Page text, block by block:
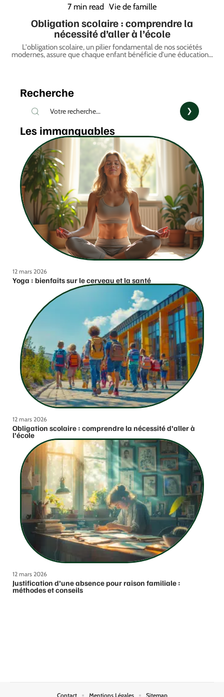
7 min read Vie de famille
Obligation scolaire : comprendre la
nécessité d’aller à l’école
L'obligation scolaire, un pilier fondamental de nos sociétés
modernes, assure que chaque enfant bénéficie d'une éducation…
Recherche
Les immanquables
12 mars 2026
Yoga : bienfaits sur le cerveau et la santé
12 mars 2026
Obligation scolaire : comprendre la nécessité d’aller à
l’école
12 mars 2026
Justification d’une absence pour raison familiale :
méthodes et conseils
Contact Mentions Légales Sitemap